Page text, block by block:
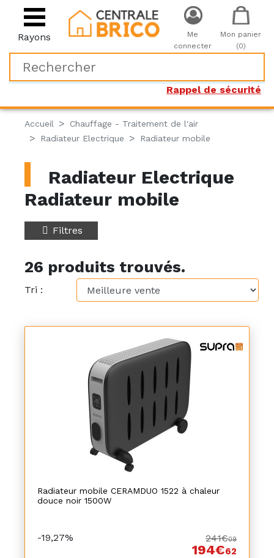
Rayons
Rappel de sécurité
Me
connecter
Mon panier
(0)
Accueil
Chauffage - Traitement de l'air
Radiateur Electrique
Radiateur mobile
Radiateur Electrique
Radiateur mobile
Filtres
26 produits trouvés.
Tri :
Radiateur mobile CERAMDUO 1522 à chaleur
douce noir 1500W
-19,27% 241€09
194€62